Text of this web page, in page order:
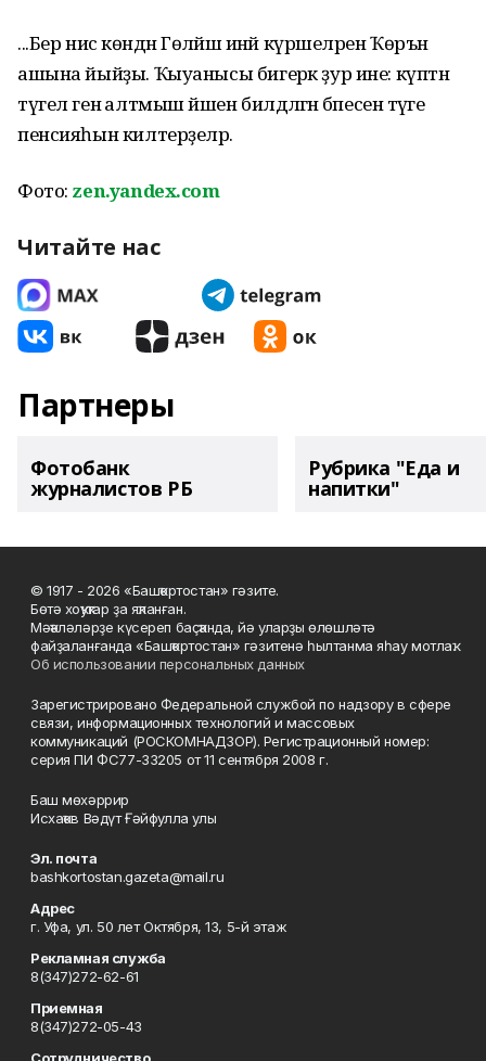
...Бер нисә көндән Гөләйшә инәй күршеләрен Ҡөръән
ашына йыйҙы. Ҡыуанысы бигерәк ҙур ине: күптән
түгел генә алтмыш йәшен билдәләгән бәпесенә тәүге
пенсияһын килтерҙеләр.
Фото: zen.yandex.com
Читайте нас
Партнеры
Фотобанк
журналистов РБ
Рубрика "Еда и
напитки"
© 1917 - 2026 «Башҡортостан» гәзите.
Бөтә хоҡуҡтар ҙа яҡланған.
Мәҡәләләрҙе күсереп баҫҡанда, йә уларҙы өлөшләтә
файҙаланғанда «Башҡортостан» гәзитенә һылтанма яһау мотлаҡ.
Об использовании персональных данных
Зарегистрировано Федеральной службой по надзору в сфере
связи, информационных технологий и массовых
коммуникаций (РОСКОМНАДЗОР). Регистрационный номер:
серия ПИ ФС77-33205 от 11 сентября 2008 г.
Баш мөхәррир
Исхаҡов Вәдүт Ғәйфулла улы
Эл. почта
bashkortostan.gazeta@mail.ru
Адрес
г. Уфа, ул. 50 лет Октября, 13, 5-й этаж
Рекламная служба
8(347)272-62-61
Приемная
8(347)272-05-43